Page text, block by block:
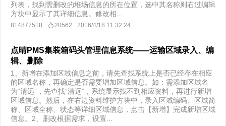
列表，找到需删改的堆场信息的所在位置，选中其名称则右过编辑
方块中显示了其详细信息。修改相...
814877518 20562 2016/4/18 11:32:24
点晴PMS集装箱码头管理信息系统——运输区域录入、编
辑、删除
1、新增在添加区域信息之前，请先查找系统上是否已经存在相应
的区域名称，再确定是否需要增加区域信息。如：需添加区域名
为“清远”，先查找“清远”，系统显示找不到相应资料，再进行新增
区域信息。然后，在右边资料维护方块中，录入区域编码、区域简
称、区域全称、状态等详细区域信息，点击【新增】完成新增区域
信息。2、删改根据需求，设置...